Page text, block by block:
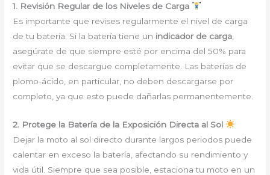
1. Revisión Regular de los Niveles de Carga
Es importante que revises regularmente el nivel de carga
de tu batería. Si la batería tiene un indicador de carga
asegúrate de que siempre esté por encima del 50% para
evitar que se descargue completamente. Las baterías de
plomo-ácido, en particular, no deben descargarse por
completo, ya que esto puede dañarlas permanentemente.
2. Protege la Batería de la Exposición Directa al Sol
Dejar la moto al sol directo durante largos periodos puede
calentar en exceso la batería, afectando su rendimiento y
vida útil. Siempre que sea posible, estaciona tu moto en un